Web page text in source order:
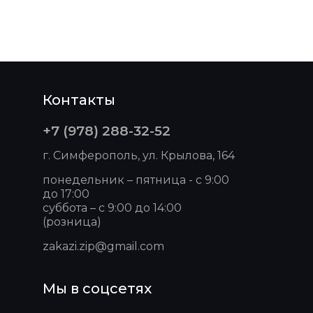
Контакты
+7 (978) 288-32-52
г. Симферополь, ул. Крылова, 164
понедельник – пятница - с 9:00
до 17:00
суббота – с 9:00 до 14:00
(розница)
zakazi.zip@gmail.com
Мы в соцсетях